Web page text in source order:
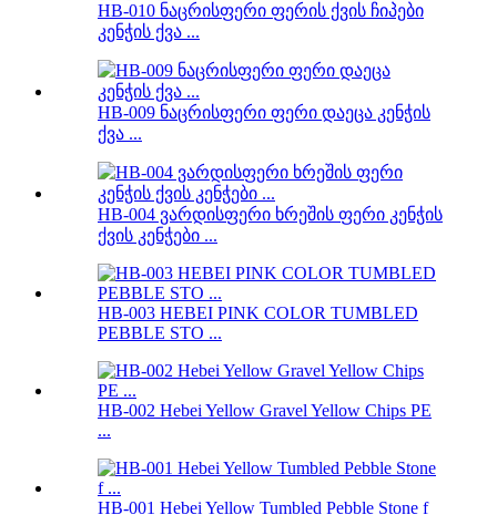
HB-010 ნაცრისფერი ფერის ქვის ჩიპები
კენჭის ქვა ...
HB-009 ნაცრისფერი ფერი დაეცა კენჭის
ქვა ...
HB-004 ვარდისფერი ხრეშის ფერი კენჭის
ქვის კენჭები ...
HB-003 HEBEI PINK COLOR TUMBLED
PEBBLE STO ...
HB-002 Hebei Yellow Gravel Yellow Chips PE
...
HB-001 Hebei Yellow Tumbled Pebble Stone f